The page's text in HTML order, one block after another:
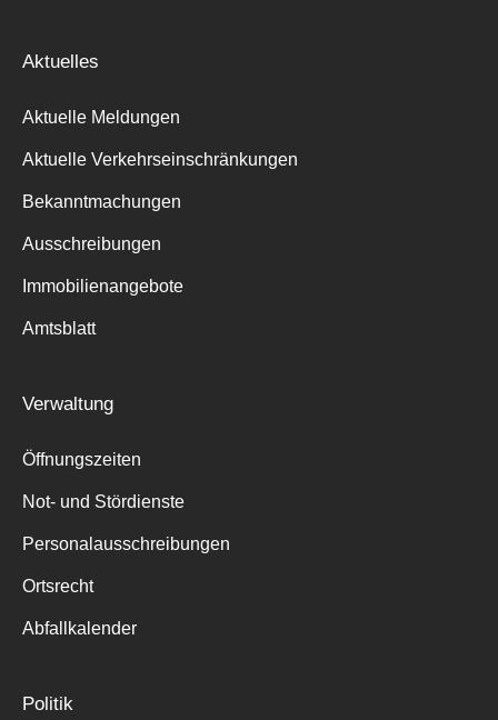
Suche
Aktuelles
Aktuelle Meldungen
Aktuelle Verkehrseinschränkungen
Bekanntmachungen
Ausschreibungen
Immobilienangebote
Amtsblatt
Verwaltung
Öffnungszeiten
Not- und Stördienste
Personalausschreibungen
Ortsrecht
Abfallkalender
Politik